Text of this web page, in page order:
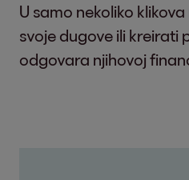
U samo nekoliko
svoje dugove ili kreirati
odgovara njihovoj